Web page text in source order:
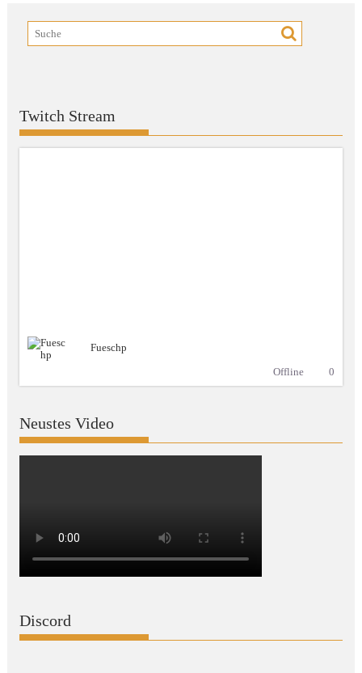
Twitch Stream
Fueschp
Offline
0
Neustes Video
Discord